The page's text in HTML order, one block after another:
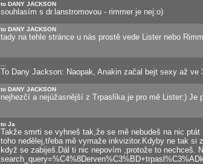
to DANY JACKSON
souhlasím s dr.lanstromovou - rimmer je nej:o)
to DANY JACKSON
tady na tehle stránce u nás prostě vede Lister nebo
To Dany Jackson: Naopak, Anakin začal bejt sexy až ve
to DANY JACKSON
nejhezčí a nejúžasnější z Trpaslíka je pro mě Lister:) Je
to Ja
Takže smrti se vyhneš tak,že se mě nebudeš na nic
toho nedělej,třeba mě vymaže inkvizitor.Kdyby ne tak si
když se zabiješ.Dál ti nic nepovím ,protože to nechceš.